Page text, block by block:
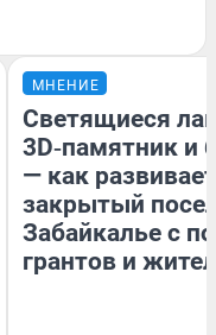
МНЕНИЕ
Светящиеся
3D‑памятник и
— как
закрытый
Забайкалье с
грантов и